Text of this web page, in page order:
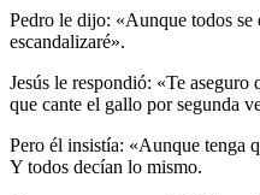
Pedro le dijo: «Aunque todos se
escandalizaré».
Jesús le respondió: «Te aseguro
que cante el gallo por segunda
Pero él insistía: «Aunque tenga
Y todos decían lo mismo.